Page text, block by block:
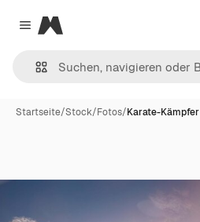
Close menu
Magnific
Startseite/Stock/Fotos/Karate-Kämpfer